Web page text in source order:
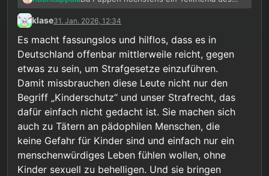
ganzen sind, lässt definitiv nicht nur Beier
KTW schlecht aussehen. Zumal je nach
Meinungen herrschen können. Die Person
an meinem Standort (die für mich zuständig
war) ist auch sehr dagegen.
klase31. Jan. 2026, 12:34
Es macht fassungslos und hilflos, dass es in
Deutschland offenbar mittlerweile reicht, gegen
etwas zu sein, um Strafgesetze einzuführen.
Damit missbrauchen diese Leute nicht nur den
Begriff „Kinderschutz“ und unser Strafrecht, das
dafür einfach nicht gedacht ist. Sie machen sich
auch zu Tätern an pädophilen Menschen, die
keine Gefahr für Kinder sind und einfach nur ein
menschenwürdiges Leben fühlen wollen, ohne
Kinder sexuell zu behelligen. Und sie bringen